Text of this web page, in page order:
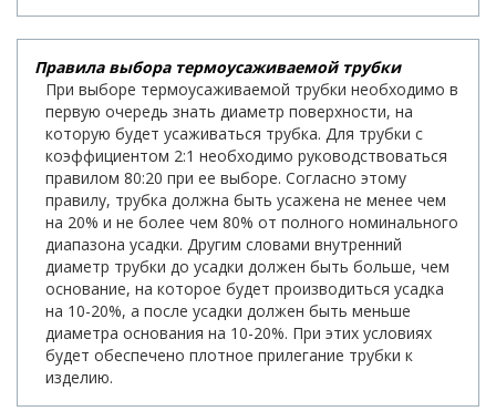
Правила выбора термоусаживаемой трубки
При выборе термоусаживаемой трубки необходимо в
первую очередь знать диаметр поверхности, на
которую будет усаживаться трубка. Для трубки с
коэффициентом 2:1 необходимо руководствоваться
правилом 80:20 при ее выборе. Согласно этому
правилу, трубка должна быть усажена не менее чем
на 20% и не более чем 80% от полного номинального
диапазона усадки. Другим словами внутренний
диаметр трубки до усадки должен быть больше, чем
основание, на которое будет производиться усадка
на 10-20%, а после усадки должен быть меньше
диаметра основания на 10-20%. При этих условиях
будет обеспечено плотное прилегание трубки к
изделию.